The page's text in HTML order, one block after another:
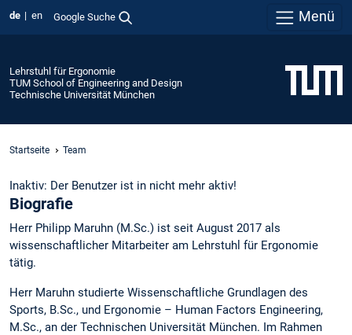
de en Google Suche Menü
Lehrstuhl für Ergonomie
TUM School of Engineering and Design
Technische Universität München
Startseite Team
Inaktiv: Der Benutzer ist in nicht mehr aktiv!
Biografie
Herr Philipp Maruhn (M.Sc.) ist seit August 2017 als
wissenschaftlicher Mitarbeiter am Lehrstuhl für Ergonomie
tätig.
Herr Maruhn studierte Wissenschaftliche Grundlagen des
Sports, B.Sc., und Ergonomie – Human Factors Engineering,
M.Sc., an der Technischen Universität München. Im Rahmen